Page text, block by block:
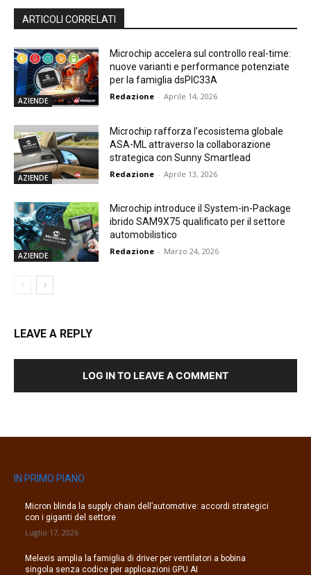
ARTICOLI CORRELATI
AZIENDE
Microchip accelera sul controllo real-time:
nuove varianti e performance potenziate
per la famiglia dsPIC33A
Redazione - Aprile 14, 2026
AZIENDE
Microchip rafforza l’ecosistema globale
ASA-ML attraverso la collaborazione
strategica con Sunny Smartlead
Redazione - Aprile 13, 2026
AZIENDE
Microchip introduce il System-in-Package
ibrido SAM9X75 qualificato per il settore
automobilistico
Redazione - Marzo 24, 2026
LEAVE A REPLY
LOG IN TO LEAVE A COMMENT
IN PRIMO PIANO
Micron blinda la supply chain dell’automotive: accordi strategici
con i giganti del settore
Luglio 17, 2026
Melexis amplia la famiglia di driver per ventilatori a bobina
singola senza codice per applicazioni GPU AI